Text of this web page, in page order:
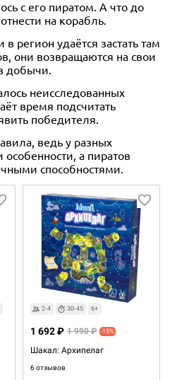
с его пиратом. А что до
на корабль.
регион удаётся застать там
они возвращаются на свои
добычи.
неисследованных
время подсчитать
победителя.
ведь у разных
а пиратов
способностями.
2-4 30-45 6+
Шакал: Архипелаг
6 отзывов
1 692 ₽ 1 990 ₽ -15%